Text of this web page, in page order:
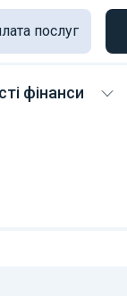
послуг
фінанси